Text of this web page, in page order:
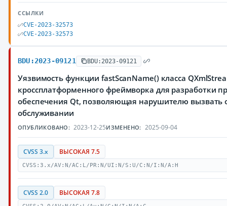
ССЫЛКИ
CVE-2023-32573
CVE-2023-32573
BDU:2023-09121 BDU:2023-09121
Уязвимость функции fastScanName() класса
кроссплатформенного фреймворка для разработки
обеспечения Qt, позволяющая нарушителю вызвать
обслуживании
ОПУБЛИКОВАНО: 2023-12-25ИЗМЕНЕНО: 2025-09-04
CVSS 3.x ВЫСОКАЯ 7.5
CVSS:3.x/AV:N/AC:L/PR:N/UI:N/S:U/C:N/I:N/A:H
CVSS 2.0 ВЫСОКАЯ 7.8